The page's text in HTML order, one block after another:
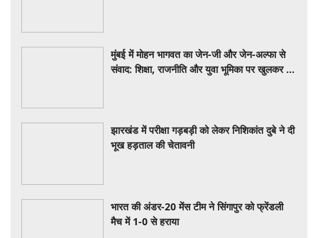
मुंबई में मोहन भागवत का जेन-जी और जेन-अल्फा से
संवाद: शिक्षा, राजनीति और युवा भूमिका पर खुलकर हुई
झारखंड में परीक्षा गड़बड़ी को लेकर निशिकांत दुबे ने दी
भूख हड़ताल की चेतावनी
भारत की अंडर-20 मेंस टीम ने सिंगापुर को फ्रेंडली
मैच में 1-0 से हराया